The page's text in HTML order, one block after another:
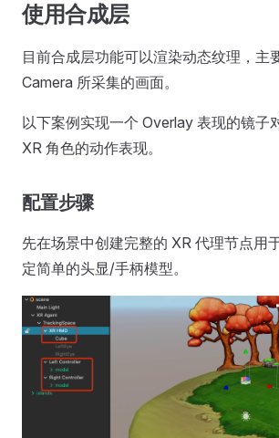
使用合成层
目前合成层功能可以渲染动态纹理，主
Camera 所采集的画面。
以下案例实现一个 Overlay 表现的镜子
XR 角色的动作表现。
配置步骤
先在场景中创建完整的 XR 代理节点用
定简单的头显/手柄模型。